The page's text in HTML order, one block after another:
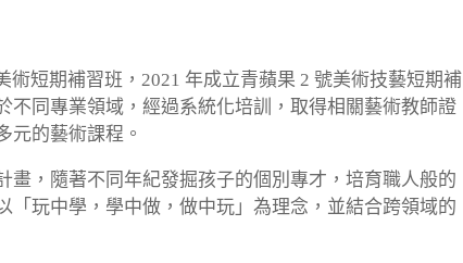
術短期補習班，2021 年成立青蘋果 2 號美術技藝短期補
不同專業領域，經過系統化培訓，取得相關藝術教師證
元的藝術課程。
畫，隨著不同年紀發掘孩子的個別專才，培育職人般的
玩中學，學中做，做中玩」為理念，並結合跨領域的